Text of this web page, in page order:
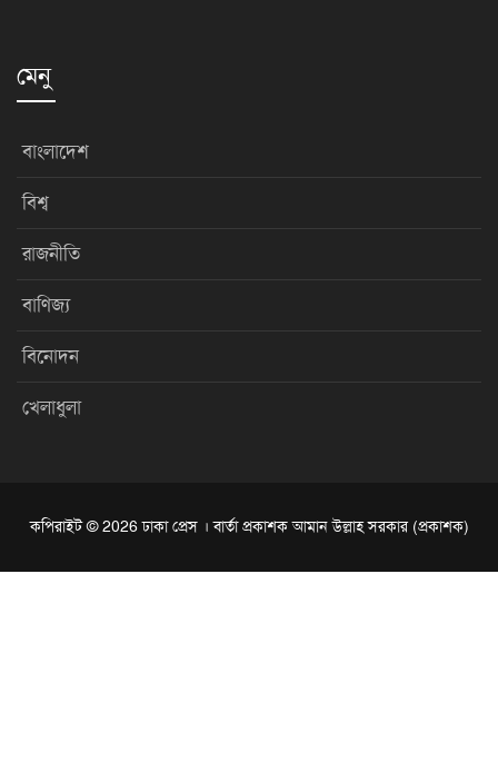
মেনু
বাংলাদেশ
বিশ্ব
রাজনীতি
বাণিজ্য
বিনোদন
খেলাধুলা
কপিরাইট © 2026 ঢাকা প্রেস । বার্তা প্রকাশক আমান উল্লাহ সরকার (প্রকাশক)